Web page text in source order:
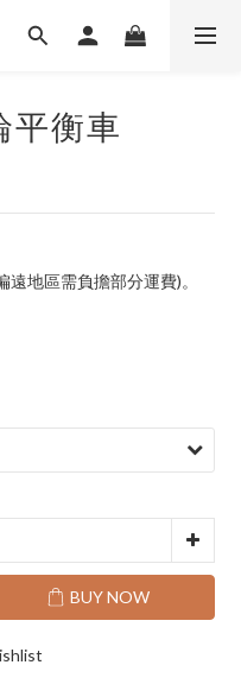
平衡車
地區需負擔部分運費)。
BUY NOW